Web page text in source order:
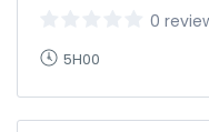
0
5H00